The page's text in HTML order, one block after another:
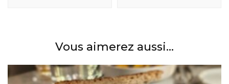
Vous aimerez aussi...